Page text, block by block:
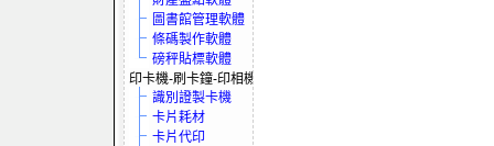
圖書館管理軟體
條碼製作軟體
磅秤貼標軟體
印卡機-刷卡鐘-印相機
識別證製卡機
卡片耗材
卡片代印